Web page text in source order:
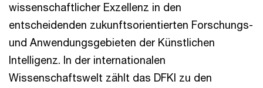
wissenschaftlicher Exzellenz in den
entscheidenden zukunftsorientierten Forschungs-
und Anwendungsgebieten der Künstlichen
Intelligenz. In der internationalen
Wissenschaftswelt zählt das DFKI zu den